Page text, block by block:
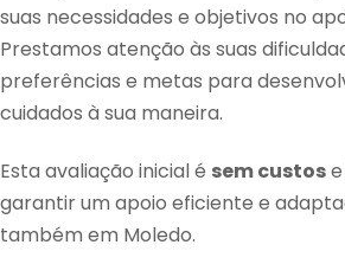
suas necessidades e objetivos no
Prestamos atenção às suas
preferências e metas para
cuidados à sua maneira.
Esta avaliação inicial é sem custos
garantir um apoio eficiente e
também em Moledo.